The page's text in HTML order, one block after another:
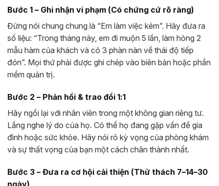
Bước 1 – Ghi nhận vi phạm (Có chứng cứ rõ ràng)
Đừng nói chung chung là “Em làm việc kém”. Hãy đưa ra
số liệu: “Trong tháng này, em đi muộn 5 lần, làm hỏng 2
mẫu hàm của khách và có 3 phàn nàn về thái độ tiếp
đón”. Mọi thứ phải được ghi chép vào biên bản hoặc phần
mềm quản trị.
Bước 2 – Phản hồi & trao đổi 1:1
Hãy ngồi lại với nhân viên trong một không gian riêng tư.
Lắng nghe lý do của họ. Có thể họ đang gặp vấn đề gia
đình hoặc sức khỏe. Hãy nói rõ kỳ vọng của phòng khám
và sự thất vọng của bạn một cách chân thành nhất.
Bước 3 – Đưa ra cơ hội cải thiện (Thử thách 7–14–30
ngày)